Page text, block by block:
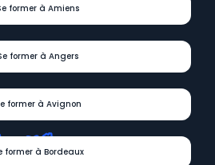
former à Amiens
former à Angers
former à Avignon
former à Bordeaux